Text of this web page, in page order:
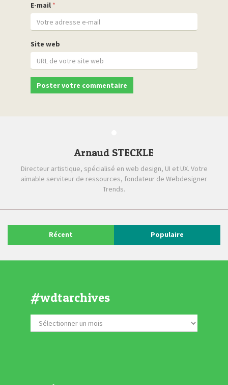
E-mail *
Site web
Arnaud STECKLE
Directeur artistique, spécialisé en web design, UI et UX. Votre
aimable serviteur de ressources, fondateur de Webdesigner
Trends.
Récent Populaire
#wdtarchives